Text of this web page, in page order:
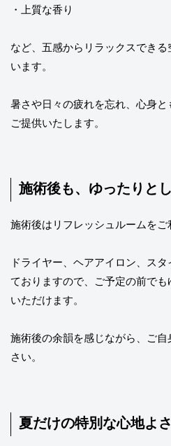
・上質な香り
など、五感からリラックスでき
います。
暑さや日々の疲れを忘れ、心身
ご提供いたします。
施術後も、ゆったりと
施術後はリフレッシュルームをご
ドライヤー、ヘアアイロン、ス
ておりますので、ご予定の前で
いただけます。
施術後の余韻を感じながら、ご
さい。
夏だけの特別な心地よ